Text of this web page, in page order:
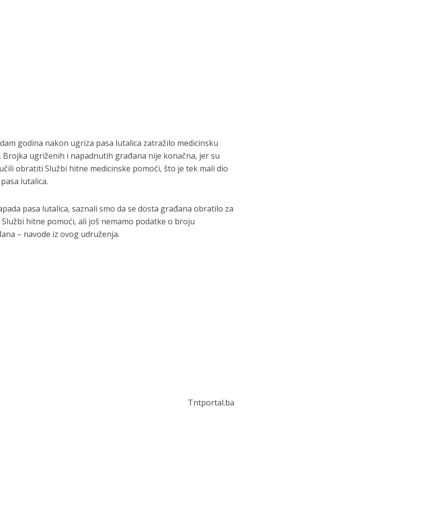
godina nakon ugriza pasa lutalica zatražilo medicinsku
ugriženih i napadnutih građana nije konačna, jer su
obratiti Službi hitne medicinske pomoći, što je tek mali dio
lutalica.
pasa lutalica, saznali smo da se dosta građana obratilo za
hitne pomoći, ali još nemamo podatke o broju
– navode iz ovog udruženja.
Tntportal.ba